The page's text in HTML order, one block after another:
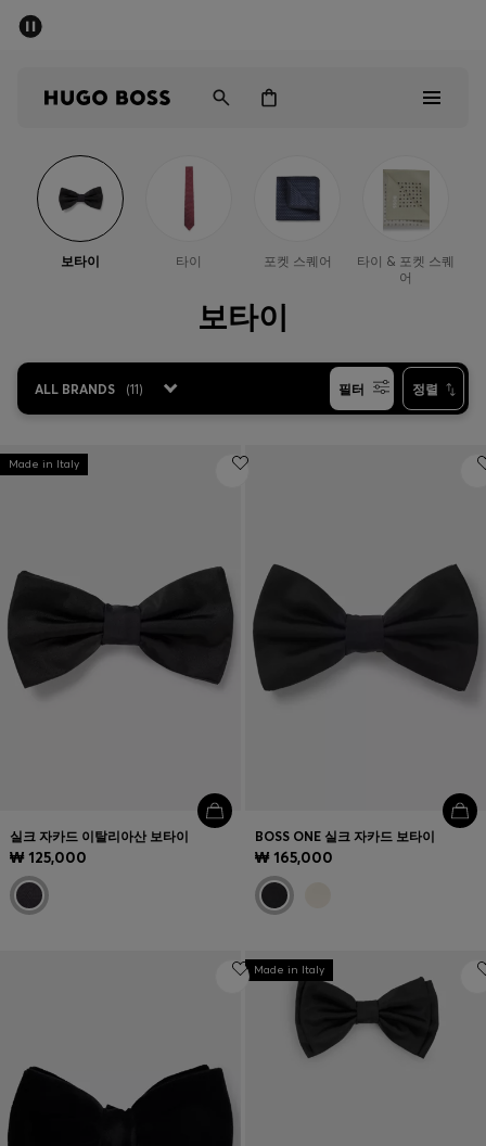
Sale
남성
선물
컬렉션 보기
문의 및 서비스
매장 위치
언어 (
보타이 타이 포켓 스퀘어
타이 & 포켓 스퀘
어
보타이
ALL BRANDS (11) 필터 정렬
Made in Italy
실크 자카드 이탈리아산 보타이
₩ 125,000
BOSS ONE 실크 자카드 보타이
₩ 165,000
Made in Italy